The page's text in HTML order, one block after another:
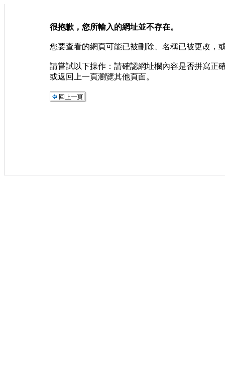
很抱歉，您所輸入的網址並不存在。
您要查看的網頁可能已被刪除、名稱已被更改，
請嘗試以下操作：請確認網址欄內容是否拼寫正
或返回上一頁瀏覽其他頁面。